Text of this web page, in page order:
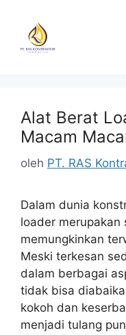
Alat Berat
Macam
oleh PT. RAS
Dalam dunia
loader merupakan
memungkinkan
Meski terkesan
dalam berbagai
tidak bisa
kokoh dan
menjadi tulang